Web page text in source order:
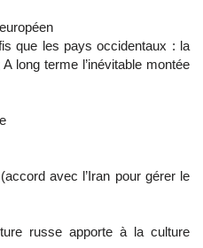
que les pays occidentaux : la
long terme l’inévitable montée
avec l’Iran pour gérer le
russe apporte à la culture